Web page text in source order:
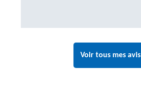
Voir tous mes avis